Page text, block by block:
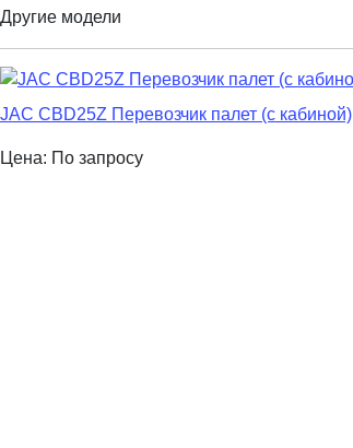
Другие модели
JAC CBD25Z Перевозчик палет (с кабиной)
Цена: По запросу